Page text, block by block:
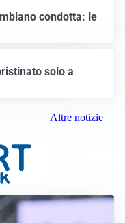
condotta: le
solo a
Altre notizie